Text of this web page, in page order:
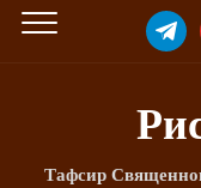
Тафсир